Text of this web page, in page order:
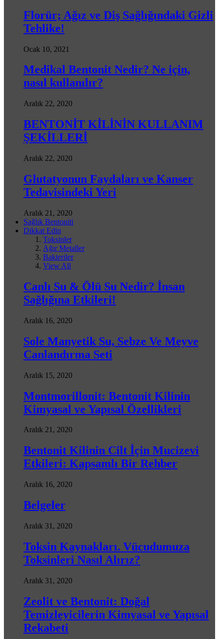
Florür; Ağız ve Diş Sağlığındaki Gizli
Tehlike!
Ocak 10, 2021
Medikal Bentonit Nedir? Ne için,
nasıl kullanılır?
Aralık 22, 2020
BENTONİT KİLİNİN KULLANIM
ŞEKİLLERİ
Aralık 22, 2020
Glutatyonun Faydaları ve Kanser
Tedavisindeki Yeri
Aralık 21, 2020
Sağlık Bentoniti
Dikkat Edin
Toksinler
Ağır Metaller
Bakteriler
View All
Canlı Su & Ölü Su Nedir? İnsan
Sağlığına Etkileri!
Aralık 16, 2020
Sole Manyetik Su, Sebze Ve Meyve
Canlandırma Seti
Aralık 15, 2020
Montmorillonit: Bentonit Kilinin
Kimyasal ve Yapısal Özellikleri
Aralık 21, 2020
Bentonit Kilinin Cilt İçin Mucizevi
Etkileri: Kapsamlı Bir Rehber
Aralık 16, 2020
Belgeler
Aralık 31, 2020
Toksin Kaynakları. Vücudumuza
Toksinleri Nasıl Alırız?
Aralık 31, 2020
Zeolit ve Bentonit: Doğal
Temizleyicilerin Kimyasal ve Yapısal
Rekabeti